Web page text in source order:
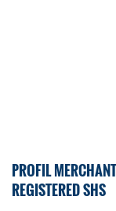
PROFIL
REGISTERED SHS